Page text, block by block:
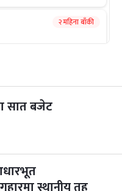
२ महिना बाँकी
सात बजेट